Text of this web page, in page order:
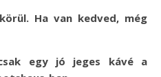
Ha van kedved, még
egy jó jeges kávé a